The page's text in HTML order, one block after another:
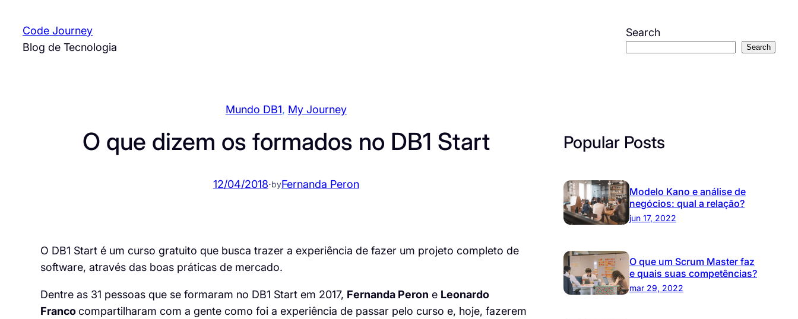
paraCode Journey
Blog de Tecnologia
Search
Search
Mundo DB1, My Journey
O que dizem os formados no DB1 Start
12/04/2018·byFernanda Peron
O DB1 Start é um curso gratuito que busca trazer a experiência de fazer um projeto completo de
software, através das boas práticas de mercado.
Dentre as 31 pessoas que se formaram no DB1 Start em 2017, Fernanda Peron e Leonardo
Francocompartilharam com a gente como foi a experiência de passar pelo curso e, hoje, fazerem
Popular Posts
Modelo Kano e análise de
negócios: qual a relação?
jun 17, 2022
O que um Scrum Master faz
e quais suas competências?
mar 29, 2022